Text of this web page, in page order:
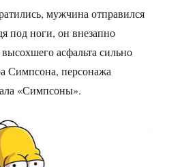
мужчина отправился
под ноги, он внезапно
асфальта сильно
Симпсона, персонажа
«Симпсоны».